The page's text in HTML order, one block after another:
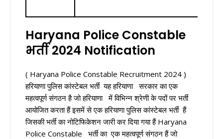
Haryana Police Constable
भर्ती 2024 Notification
( Haryana Police Constable Recruitment 2024 )
हरियाणा पुलिस कांस्टेबल भर्ती यह हरियाणा सरकार का एक
महत्वपूर्ण संगठन है जो हरियाणा में विभिन्न श्रेणी के पदों पर भर्ती
आयोजित करता हैं इसमें से एक हरियाणा पुलिस कांस्टेबल भर्ती हैं
जिसकी भर्ती का नोटिफिकेशन जारी कर दिया गया हैं Haryana
Police Constable भर्ती का एक महत्वपूर्ण संगठन हैं जो